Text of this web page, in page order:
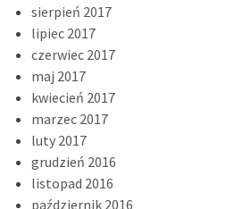
sierpień 2017
lipiec 2017
czerwiec 2017
maj 2017
kwiecień 2017
marzec 2017
luty 2017
grudzień 2016
listopad 2016
październik 2016